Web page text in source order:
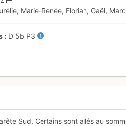
Marie-Renée, Florian, Gaël,
D 5b P3
Sud. Certains sont allés au